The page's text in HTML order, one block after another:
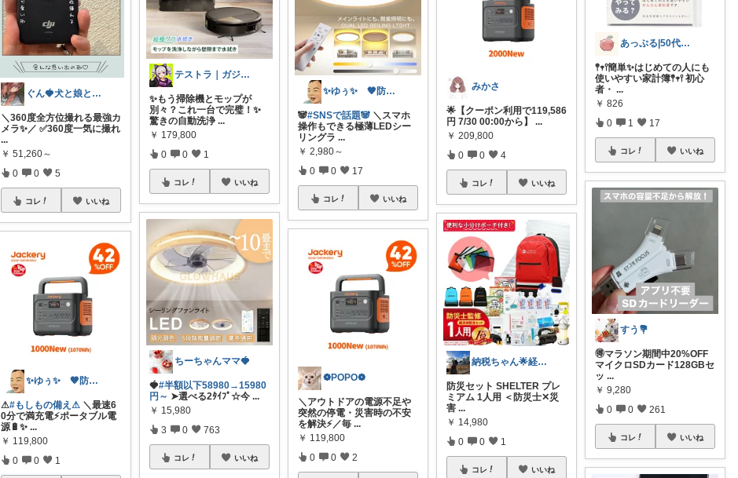
ぐん🍓犬と娘との暮らし🏠購入感謝！
＼360度全方位撮れる最強カ
メラ✨️／ ✅360度一気に撮れ
...
￥ 51,260～
0 0 5
コレ いいね
✨ゆぅ✨ 🧡防災グッズ強化中🎒♥
⚠#もしもの備え⚠ ＼最速6
0分で満充電⚡️ポータブル電
源🔋✨ ...
￥ 119,800
0 0 1
テストラ｜ガジェット・家電
✨もう掃除機とモップが
別々？これ一台で完璧！✨
驚きの自動洗浄 ...
￥ 179,800
0 0 1
コレ いいね
ちーちゃんママ🍓
🍓#半額以下58980→15980
円～ ➤選べる2ﾀｲﾌﾟ☆今 ...
￥ 15,980
3 0 763
コレ いいね
✨ゆぅ✨ 🧡防災グッズ強化中🎒♥
🐼#SNSで話題🐼 ＼スマホ
操作もできる極薄LEDシー
リングラ ...
￥ 2,980～
0 0 17
コレ いいね
❁POPO❁
＼アウトドアの電源不足や
突然の停電・災害時の不安
を解決⚡️／毎 ...
￥ 119,800
0 0 2
みかさ
🌟【クーポン利用で119,586
円 7/30 00:00から】
...
￥ 209,800
0 0 4
コレ いいね
納税ちゃん🌟経由購入★
防災セット SHELTER プレ
ミアム 1人用 ＜防災士✕災
害 ...
￥ 14,980
0 0 1
コレ いいね
あっぷる|50代新人保育士のおすすめ🍎
𖤣𖥧𖥣簡単✨️はじめての人にも
使いやすい家計簿𖤣𖥧𖥣 初心
者・ ...
￥ 826
0 1 17
コレ いいね
すう💐
🉐マラソン期間中20%OFF
マイクロSDカード128GBセ
ッ ...
￥ 9,280
0 0 261
コレ いいね